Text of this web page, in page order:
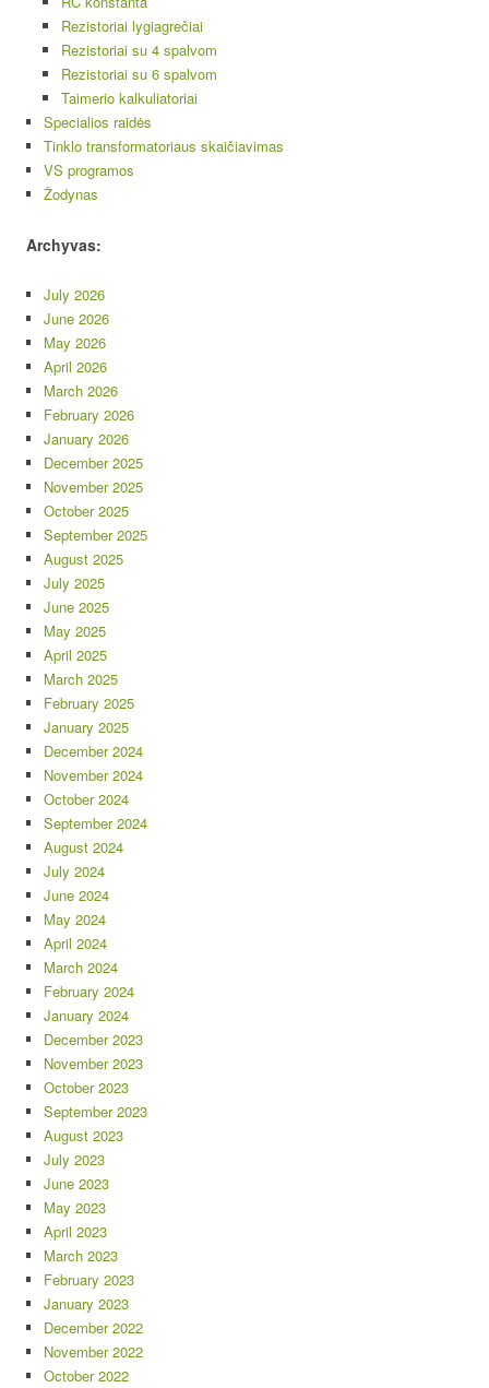
Rezistoriai lygiagrečiai
Rezistoriai su 4 spalvom
Rezistoriai su 6 spalvom
Taimerio kalkuliatoriai
Specialios raidės
Tinklo transformatoriaus skaičiavimas
VS programos
Žodynas
Archyvas:
July 2026
June 2026
May 2026
April 2026
March 2026
February 2026
January 2026
December 2025
November 2025
October 2025
September 2025
August 2025
July 2025
June 2025
May 2025
April 2025
March 2025
February 2025
January 2025
December 2024
November 2024
October 2024
September 2024
August 2024
July 2024
June 2024
May 2024
April 2024
March 2024
February 2024
January 2024
December 2023
November 2023
October 2023
September 2023
August 2023
July 2023
June 2023
May 2023
April 2023
March 2023
February 2023
January 2023
December 2022
November 2022
October 2022